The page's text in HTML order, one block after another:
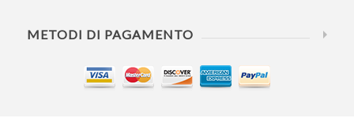
METODI DI PAGAMENTO